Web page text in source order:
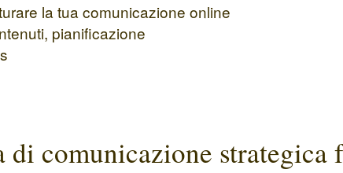
la tua comunicazione online
pianificazione
di comunicazione strategica